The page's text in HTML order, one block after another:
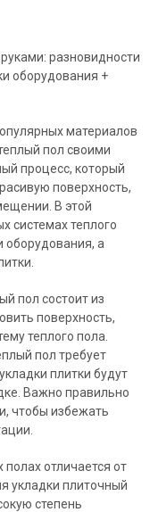
материалов
пол своими
процесс, который
поверхность,
В этой
системах теплого
оборудования, а
пол состоит из
поверхность,
теплого пола.
пол требует
плитки будут
Важно правильно
чтобы избежать
полах отличается от
укладки плиточный
степень